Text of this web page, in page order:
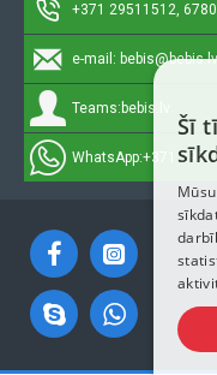
+371 29511512,
e-mail:
Teams: bebis.lv
WhatsApp:+371
Šī